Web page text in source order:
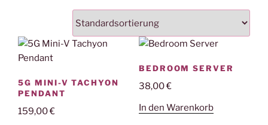
5G MINI-V TACHYON
PENDANT
159,00€
BEDROOM SERVER
38,00€
In den Warenkorb